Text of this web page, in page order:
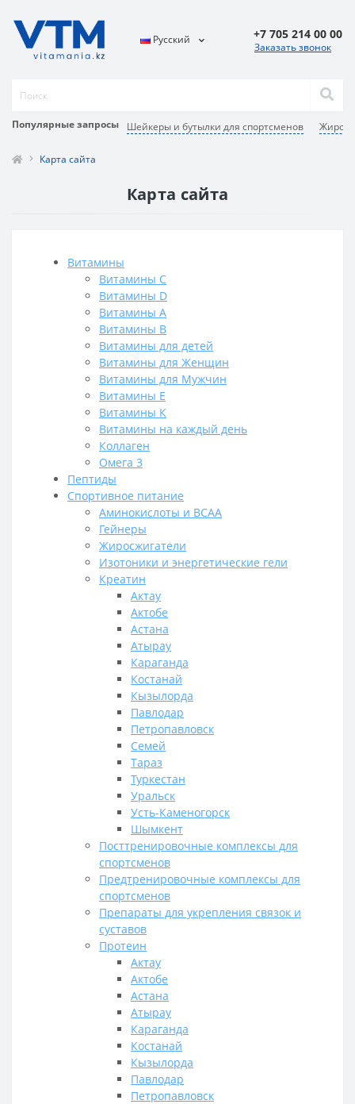
Популярные запросы Шейкеры и бутылки для спортсменов
Русский +7 705 214 00 00
Заказать звонок
Карта сайта
Карта сайта
Витамины
Витамины C
Витамины D
Витамины А
Витамины В
Витамины для детей
Витамины для Женщин
Витамины для Мужчин
Витамины Е
Витамины К
Витамины на каждый день
Коллаген
Омега 3
Пептиды
Спортивное питание
Аминокислоты и BCAA
Гейнеры
Жиросжигатели
Изотоники и энергетические гели
Креатин
Актау
Актобе
Астана
Атырау
Караганда
Костанай
Кызылорда
Павлодар
Петропавловск
Семей
Тараз
Туркестан
Уральск
Усть-Каменогорск
Шымкент
Посттренировочные комплексы для
спортсменов
Предтренировочные комплексы для
спортсменов
Препараты для укрепления связок и
суставов
Протеин
Актау
Актобе
Астана
Атырау
Караганда
Костанай
Кызылорда
Павлодар
Петропавловск